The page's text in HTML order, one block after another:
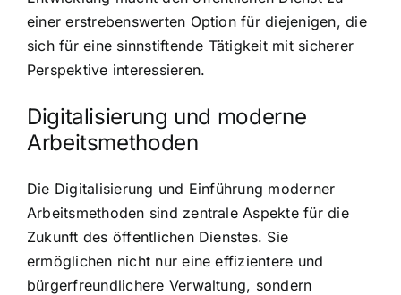
einer erstrebenswerten Option für diejenigen, die
sich für eine sinnstiftende Tätigkeit mit sicherer
Perspektive interessieren.
Digitalisierung und moderne
Arbeitsmethoden
Die Digitalisierung und Einführung moderner
Arbeitsmethoden sind zentrale Aspekte für die
Zukunft des öffentlichen Dienstes. Sie
ermöglichen nicht nur eine effizientere und
bürgerfreundlichere Verwaltung, sondern